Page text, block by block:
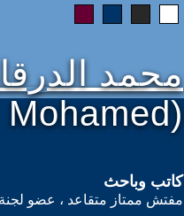
محمد
كاتب وباحث
مفتش ممتاز متقاعد ، عضو